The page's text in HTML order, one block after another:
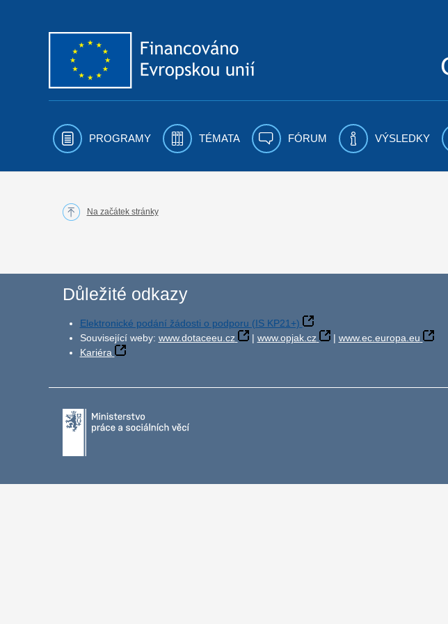
PROGRAMY TÉMATA FÓRUM VÝSLEDKY
Na začátek stránky
Důležité odkazy
Elektronické podání žádosti o podporu (IS KP21+)
Související weby: www.dotaceeu.cz | www.opjak.cz | www.ec.europa.eu
Kariéra